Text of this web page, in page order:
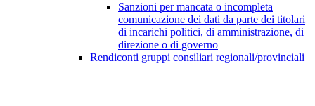
Sanzioni per mancata o incompleta
comunicazione dei dati da parte dei titolari
di incarichi politici, di amministrazione, di
direzione o di governo
Rendiconti gruppi consiliari regionali/provinciali